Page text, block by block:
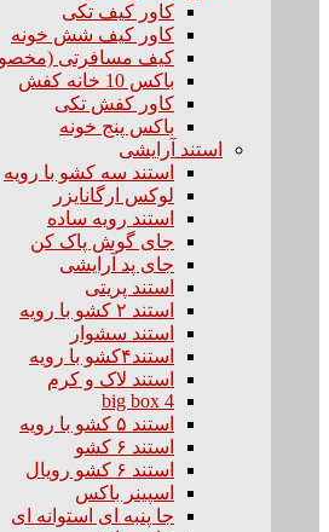
کاور کیف تکی
کاور کیف شش خونه
کیف مسافرتی
باکس 10 خانه کفش
کاور کفش تکی
باکس پنج خونه
استند آرایشی
استند سه کشو با رویه
لوکس ارگانایزر
استند رویه ساده
جای گوش پاک کن
جای پد آرایشی
استند پریتی
استند ۲ کشو با رویه
استند سشوار
استند۴کشو با رویه
استند لاک و کرم
big box 4
استند ۵ کشو با رویه
استند ۶ کشو
استند ۶ کشو رویال
اسپینر باکس
جا پنبه ای استوانه ای